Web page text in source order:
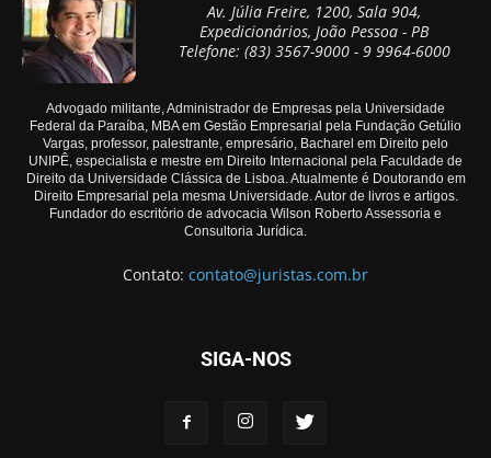
Av. Júlia Freire, 1200, Sala 904,
Expedicionários, João Pessoa - PB
Telefone: (83) 3567-9000 - 9 9964-6000
Advogado militante, Administrador de Empresas pela Universidade
Federal da Paraíba, MBA em Gestão Empresarial pela Fundação Getúlio
Vargas, professor, palestrante, empresário, Bacharel em Direito pelo
UNIPÊ, especialista e mestre em Direito Internacional pela Faculdade de
Direito da Universidade Clássica de Lisboa. Atualmente é Doutorando em
Direito Empresarial pela mesma Universidade. Autor de livros e artigos.
Fundador do escritório de advocacia Wilson Roberto Assessoria e
Consultoria Jurídica.
Contato: contato@juristas.com.br
SIGA-NOS